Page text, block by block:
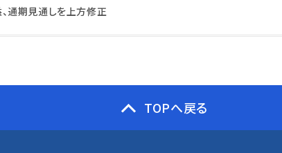
通期見通しを上方修正
TOPへ戻る